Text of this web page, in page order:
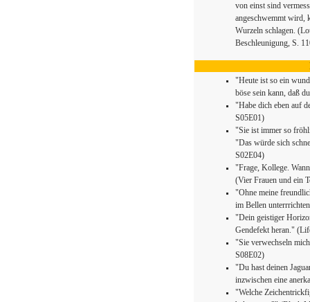
von einst sind
angeschwemmt wird,
Wurzeln schlagen.
Beschleunigung, S.
"Heute ist so ein
böse sein kann, daß
"Habe dich eben auf
S05E01)
"Sie ist immer so
"Das würde sich
S02E04)
"Frage, Kollege.
(Vier Frauen und ein
"Ohne meine
im Bellen
"Dein geistiger
Gendefekt heran."
"Sie verwechseln
S08E02)
"Du hast deinen
inzwischen eine
"Welche